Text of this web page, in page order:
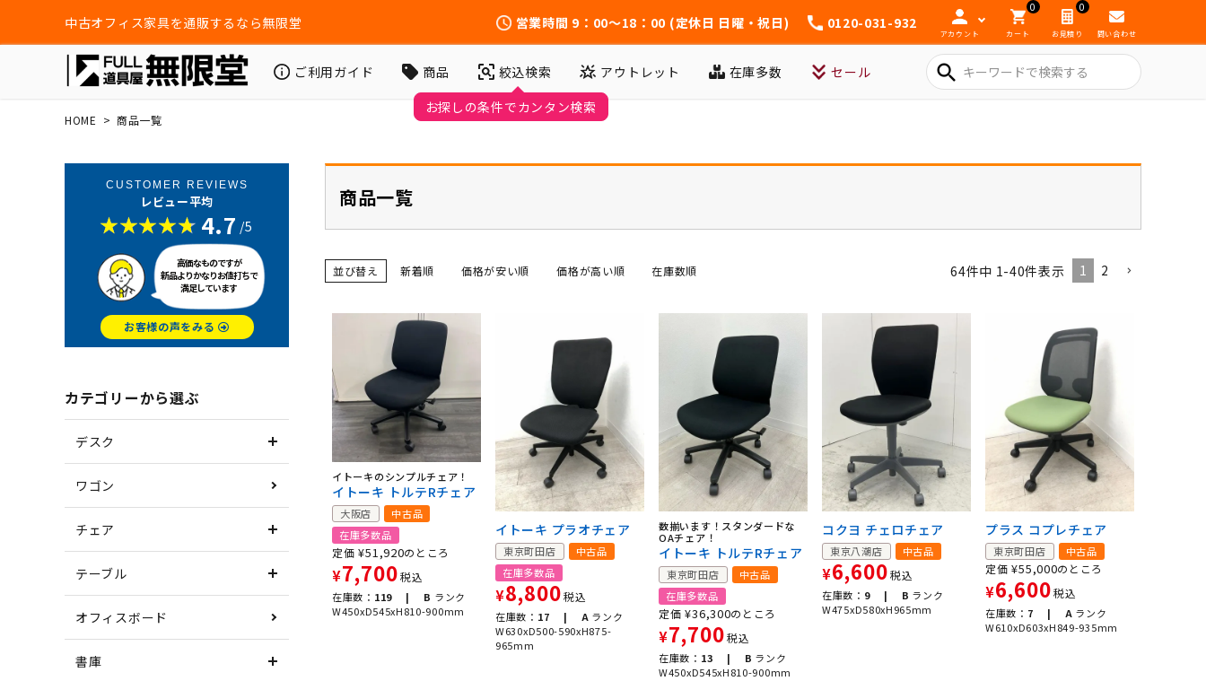
中古オフィス家具を通販するなら無限堂 営業時間 9：00～18：00 (定休日 日曜・祝日) 0120-031-932
アカウント
0
カート
0
お見積り 問い合わせ
ご利用ガイド 商品 絞込検索 アウトレット 在庫多数 セール search
HOME 商品一覧
CUSTOMER REVIEWS
レビュー平均
4.7 /5
高価なものですが
新品よりかなりお値打ちで
満足しています
お客様の声をみる
カテゴリーから選ぶ
デスク
ワゴン
チェア
テーブル
オフィスボード
書庫
商品一覧
並び替え 新着順 価格が安い順 価格が高い順 在庫数順 64件中 1-40件表示 1 2
イトーキのシンプルチェア！
イトーキ トルテRチェア
大阪店
中古品
在庫多数品
定価 ¥51,920のところ
¥7,700税込
在庫数： 119 | B ランク
W450xD545xH810-900mm
イトーキ プラオチェア
東京町田店
中古品
在庫多数品
¥8,800税込
在庫数： 17 | A ランク
W630xD500-590xH875-
965mm
数揃います！スタンダードな
OAチェア！
イトーキ トルテRチェア
東京町田店
中古品
在庫多数品
定価 ¥36,300のところ
¥7,700税込
在庫数： 13 | B ランク
W450xD545xH810-900mm
コクヨ チェロチェア
東京八潮店 中古品
¥6,600税込
在庫数： 9 | B ランク
W475xD580xH965mm
プラス コプレチェア
東京町田店 中古品
定価 ¥55,000のところ
¥6,600税込
在庫数： 7 | A ランク
W610xD603xH849-935mm